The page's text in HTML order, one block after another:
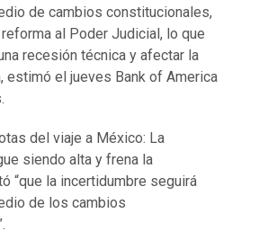
de cambios constitucionales,
al Poder Judicial, lo que
recesión técnica y afectar la
estimó el jueves Bank of America
del viaje a México: La
siendo alta y frena la
“que la incertidumbre seguirá
de los cambios